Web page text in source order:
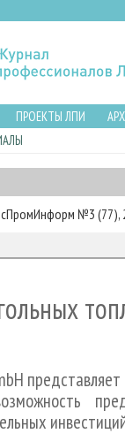
ПРОЕКТЫ ЛПИ
№3 (77),